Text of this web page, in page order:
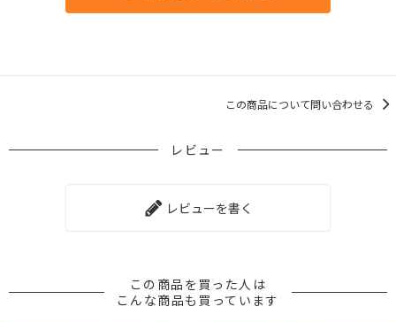
この商品について問い合わせる
レビュー
レビューを書く
この商品を買った人は
こんな商品も買っています